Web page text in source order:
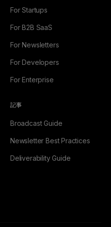
For Startups
For B2B SaaS
For Newsletters
For Developers
For Enterprise
記事
Broadcast Guide
Newsletter Best Practices
Deliverability Guide